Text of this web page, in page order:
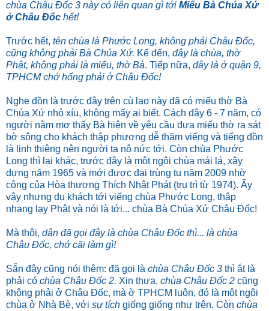
chùa Châu Đốc 3 này có liên quan gì tới Miếu Bà Chúa Xứ
ở Châu Đốc hết!
Trước hết, tên chùa là Phước Long, không phải Châu Đốc,
cũng không phải Bà Chúa Xứ. Kế đến, đây là chùa, thờ
Phật, không phải là miếu, thờ Bà. Tiếp nữa, đây là ở quận 9,
TPHCM chớ hổng phải ở Châu Đốc!
Nghe đồn là trước đây trên cù lao này đã có miếu thờ Bà
Chúa Xứ nhỏ xíu, không mấy ai biết. Cách đây 6 - 7 năm, có
người nằm mơ thấy Bà hiện về yêu cầu đưa miếu thờ ra sát
bờ sông cho khách thập phương dễ thăm viếng và tiếng đồn
là linh thiêng nên người ta nô nức tới. Còn chùa Phước
Long thì lại khác, trước đây là một ngôi chùa mái lá, xây
dựng năm 1965 và mới được đại trùng tu năm 2009 nhờ
công của Hòa thượng Thích Nhật Phát (trụ trì từ 1974). Ấy
vậy nhưng du khách tới viếng chùa Phước Long, thắp
nhang lạy Phật và nói là tới... chùa Bà Chúa Xứ Châu Đốc!
Mà thôi, dân đã gọi đây là chùa Châu Đốc thì... là chùa
Châu Đốc, chớ cãi làm gì!
Sẵn đây cũng nói thêm: đã gọi là chùa Châu Đốc 3 thì ắt là
phải có chùa Châu Đốc 2. Xin thưa, chùa Châu Đốc 2 cũng
không phải ở Châu Đốc, mà ờ TPHCM luôn, đó là một ngôi
chùa ở Nhà Bè, với sự tích giống giống như trên. Còn chùa